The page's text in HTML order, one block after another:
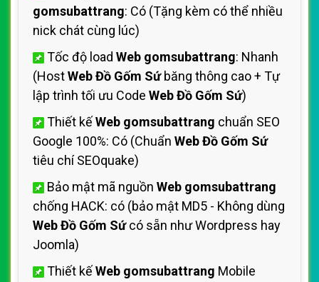
gomsubattrang: Có (Tặng kèm có thể nhiều
nick chát cùng lúc)
Tốc độ load Web gomsubattrang: Nhanh
(HostWeb Đồ Gốm Sứbăng thông cao + Tự
lập trình tối ưu Code Web Đồ Gốm Sứ)
Thiết kếWeb gomsubattrang chuẩn SEO
Google 100%: Có (Chuẩn Web Đồ Gốm Sứ
tiêu chí SEOquake)
Bảo mật mã nguồn Web gomsubattrang
chống HACK: có (bảo mật MD5 - Không dùng
Web Đồ Gốm Sứcó sẵn như Wordpress hay
Joomla)
Thiết kếWeb gomsubattrang Mobile